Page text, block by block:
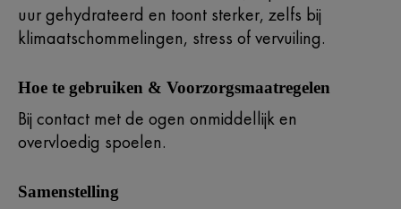
uur gehydrateerd en toont sterker, zelfs bij
klimaatschommelingen, stress of vervuiling.
Hoe te gebruiken & Voorzorgsmaatregelen
Bij contact met de ogen onmiddellijk en
overvloedig spoelen.
Samenstelling